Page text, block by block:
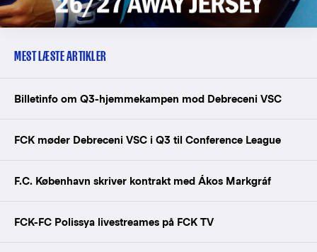
MEST LÆSTE ARTIKLER
Billetinfo om Q3-hjemmekampen mod Debreceni VSC
FCK møder Debreceni VSC i Q3 til Conference League
F.C. København skriver kontrakt med Ákos Markgráf
FCK-FC Polissya livestreames på FCK TV